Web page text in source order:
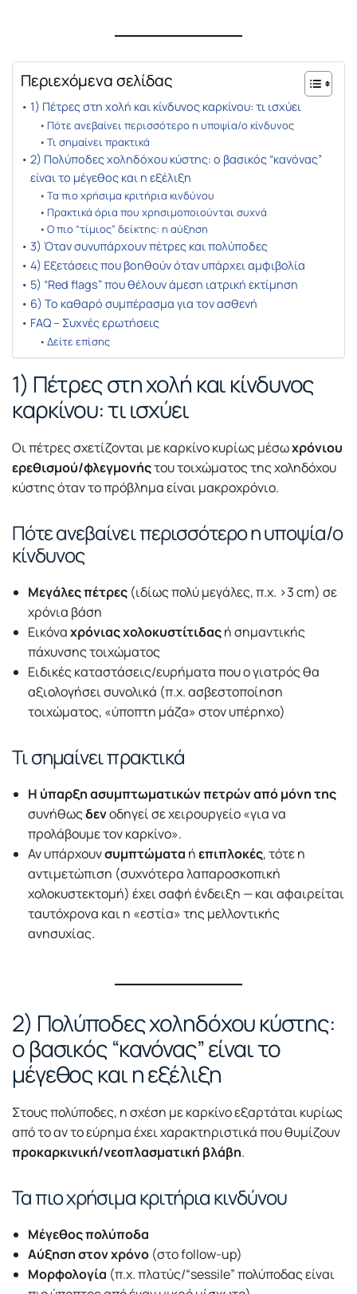
Περιεχόμενα σελίδας
1) Πέτρες στη χολή και κίνδυνος καρκίνου: τι ισχύει
Πότε ανεβαίνει περισσότερο η υποψία/ο κίνδυνος
Τι σημαίνει πρακτικά
2) Πολύποδες χοληδόχου κύστης: ο βασικός “κανόνας”
είναι το μέγεθος και η εξέλιξη
Τα πιο χρήσιμα κριτήρια κινδύνου
Πρακτικά όρια που χρησιμοποιούνται συχνά
Ο πιο “τίμιος” δείκτης: η αύξηση
3) Όταν συνυπάρχουν πέτρες και πολύποδες
4) Εξετάσεις που βοηθούν όταν υπάρχει αμφιβολία
5) “Red flags” που θέλουν άμεση ιατρική εκτίμηση
6) Το καθαρό συμπέρασμα για τον ασθενή
FAQ – Συχνές ερωτήσεις
Δείτε επίσης
1) Πέτρες στη χολή και κίνδυνος
καρκίνου: τι ισχύει
Οι πέτρες σχετίζονται με καρκίνο κυρίως μέσωχρόνιου
ερεθισμού/φλεγμονήςτου τοιχώματος της χοληδόχου
κύστης όταν το πρόβλημα είναι μακροχρόνιο.
Πότε ανεβαίνει περισσότερο η υποψία/ο
κίνδυνος
Μεγάλες πέτρες (ιδίως πολύ μεγάλες, π.χ. >3 cm) σε
χρόνια βάση
Εικόναχρόνιας χολοκυστίτιδαςή σημαντικής
πάχυνσης τοιχώματος
Ειδικές καταστάσεις/ευρήματα που ο γιατρός θα
αξιολογήσει συνολικά (π.χ. ασβεστοποίηση
τοιχώματος, «ύποπτη μάζα» στον υπέρηχο)
Τι σημαίνει πρακτικά
Η ύπαρξη ασυμπτωματικών πετρών από μόνη της
συνήθωςδενοδηγεί σε χειρουργείο «για να
προλάβουμε τον καρκίνο».
Αν υπάρχουνσυμπτώματα ήεπιπλοκές, τότε η
αντιμετώπιση (συχνότερα λαπαροσκοπική
χολοκυστεκτομή) έχει σαφή ένδειξη — και αφαιρείται
ταυτόχρονα και η «εστία» της μελλοντικής
ανησυχίας.
2) Πολύποδες χοληδόχου κύστης:
ο βασικός “κανόνας” είναι το
μέγεθος και η εξέλιξη
Στους πολύποδες, η σχέση με καρκίνο εξαρτάται κυρίως
από το αν το εύρημα έχει χαρακτηριστικά που θυμίζουν
προκαρκινική/νεοπλασματική βλάβη.
Τα πιο χρήσιμα κριτήρια κινδύνου
Μέγεθος πολύποδα
Αύξηση στον χρόνο (στο follow-up)
Μορφολογία (π.χ. πλατύς/“sessile” πολύποδας είναι